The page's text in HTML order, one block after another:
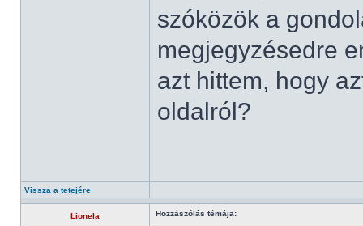
szóközök a
megjegyzésedre
azt hittem, hogy
oldalról?
Vissza a tetejére
Lionela Hozzászólás témája: